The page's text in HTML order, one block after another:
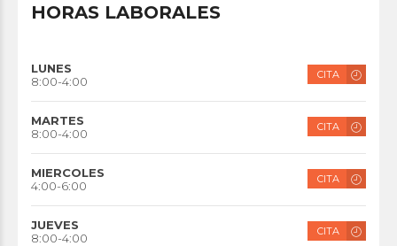
HORAS LABORALES
LUNES
8:00-4:00
CITA
MARTES
8:00-4:00
CITA
MIERCOLES
4:00-6:00
CITA
JUEVES
8:00-4:00
CITA